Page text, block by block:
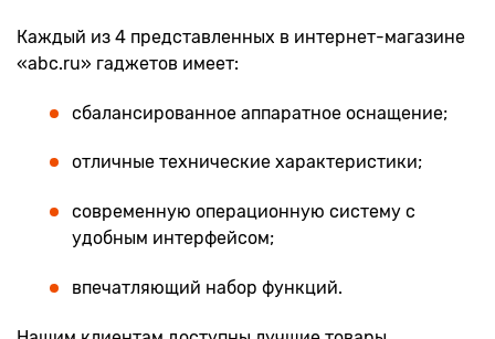
Каждый из 4 представленных в интернет-магазине
«abc.ru» гаджетов имеет:
сбалансированное аппаратное оснащение;
отличные технические характеристики;
современную операционную систему с
удобным интерфейсом;
впечатляющий набор функций.